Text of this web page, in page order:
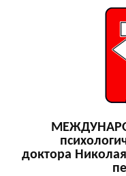
доктора